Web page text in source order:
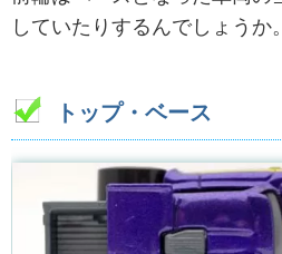
していたりするんでしょうか。
トップ・ベース